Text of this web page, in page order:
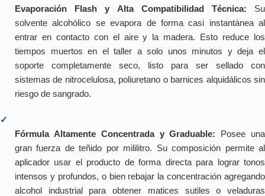
Evaporación Flash y Alta Compatibilidad Técnica: Su
solvente alcohólico se evapora de forma casi instantánea al
entrar en contacto con el aire y la madera. Esto reduce los
tiempos muertos en el taller a solo unos minutos y deja el
soporte completamente seco, listo para ser sellado con
sistemas de nitrocelulosa, poliuretano o barnices alquidálicos sin
riesgo de sangrado.
✓
Fórmula Altamente Concentrada y Graduable: Posee una
gran fuerza de teñido por mililitro. Su composición permite al
aplicador usar el producto de forma directa para lograr tonos
intensos y profundos, o bien rebajar la concentración agregando
alcohol industrial para obtener matices sutiles o veladuras